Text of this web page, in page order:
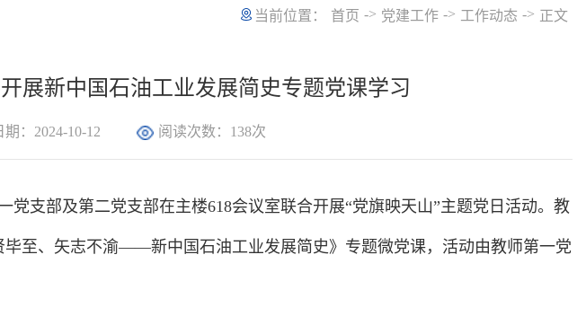
当前位置： 首页 -> 党建工作 -> 工作动态 -> 正文
展新中国石油工业发展简史专题党课学习
期：2024-10-12 阅读次数： 138次
党支部及第二党支部在主楼618会议室联合开展“党旗映天山”主题党日活动。教
毕至、矢志不渝——新中国石油工业发展简史》专题微党课，活动由教师第一党